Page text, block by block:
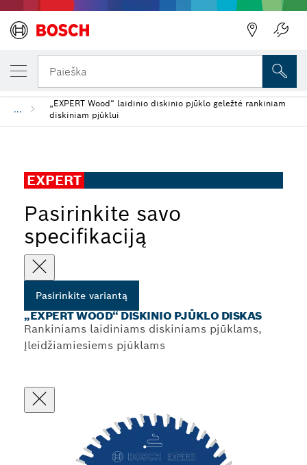
Paieška
...
„EXPERT Wood“ laidinio diskinio pjūklo geležtė rankiniam
diskiniam pjūklui
EXPERT
Pasirinkite savo
specifikaciją
Pasirinkite variantą
„EXPERT WOOD“ DISKINIO PJŪKLO DISKAS
Rankiniams laidiniams diskiniams pjūklams,
Įleidžiamiesiems pjūklams
JŪSŲ PASIRINKTAS VARIANTAS
„EXPERT Wood“ diskinio pjūklo diskas